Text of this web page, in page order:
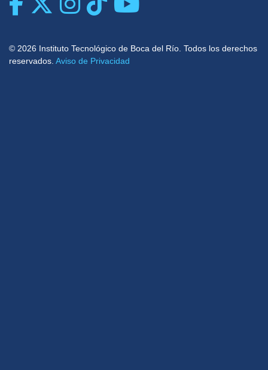
© 2026 Instituto Tecnológico de Boca del Río. Todos los derechos
reservados. Aviso de Privacidad